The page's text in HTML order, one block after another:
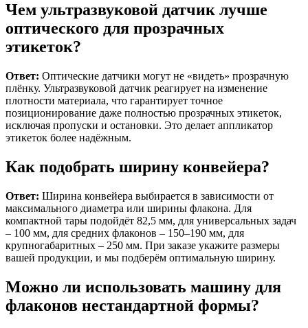
Чем ультразвуковой датчик лучше
оптического для прозрачных
этикеток?
Ответ: Оптические датчики могут не «видеть» прозрачную
плёнку. Ультразвуковой датчик реагирует на изменение
плотности материала, что гарантирует точное
позиционирование даже полностью прозрачных этикеток,
исключая пропуски и остановки. Это делает аппликатор
этикеток более надёжным.
Как подобрать ширину конвейера?
Ответ: Ширина конвейера выбирается в зависимости от
максимального диаметра или ширины флакона. Для
компактной тары подойдёт 82,5 мм, для универсальных задач
– 100 мм, для средних флаконов – 150–190 мм, для
крупногабаритных – 250 мм. При заказе укажите размеры
вашей продукции, и мы подберём оптимальную ширину.
Можно ли использовать машину для
флаконов нестандартной формы?